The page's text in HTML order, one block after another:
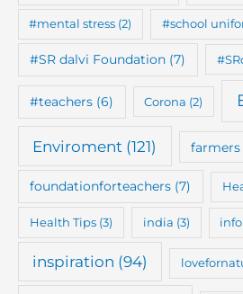
#mental stress (2) #school
#SR dalvi Foundation (7)
#teachers (6) Corona (2)
Enviroment (121) farmers
foundationforteachers (7)
Health Tips(3) india (3)
inspiration (94)